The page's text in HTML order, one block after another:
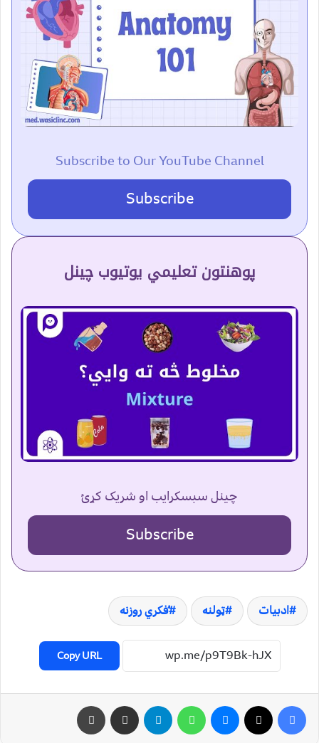
Subscribe to Our YouTube Channel
Subscribe
پوهنتون تعلیمي یوتیوب چینل
چینل سبسکرایب او شریک کړئ
Subscribe
ادبیات ټولنه ُفکري روزنه
Copy URL